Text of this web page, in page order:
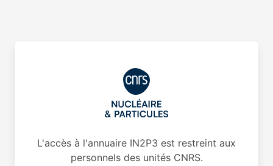
L'accès à l'annuaire IN2P3 est restreint aux
personnels des unités CNRS.